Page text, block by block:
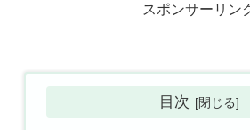
スポンサーリン
目次